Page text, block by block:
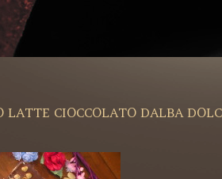
LATTE CIOCCOLATO DALBA